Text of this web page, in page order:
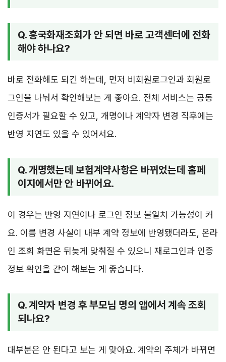
Q. 흥국화재조회가 안 되면 바로 고객센터에 전화
해야 하나요?
바로 전화해도 되긴 하는데, 먼저 비회원로그인과 회원로
그인을 나눠서 확인해보는 게 좋아요. 전체 서비스는 공동
인증서가 필요할 수 있고, 개명이나 계약자 변경 직후에는
반영 지연도 있을 수 있어서요.
Q. 개명했는데 보험계약사항은 바뀌었는데 홈페
이지에서만 안 바뀌어요.
이 경우는 반영 지연이나 로그인 정보 불일치 가능성이 커
요. 이름 변경 사실이 내부 계약 정보에 반영됐더라도, 온라
인 조회 화면은 뒤늦게 맞춰질 수 있으니 재로그인과 인증
정보 확인을 같이 해보는 게 좋습니다.
Q. 계약자 변경 후 부모님 명의 앱에서 계속 조회
되나요?
대부분은 안 된다고 보는 게 맞아요. 계약의 주체가 바뀌면